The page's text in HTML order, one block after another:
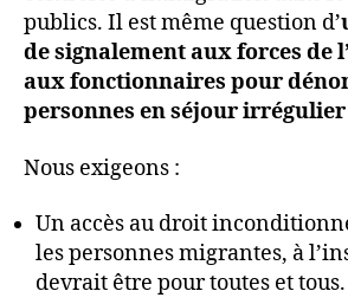
publics. Il est même question d’
de signalement aux forces de
aux fonctionnaires pour
personnes en séjour irrégulier
Nous exigeons :
Un accès au droit
les personnes migrantes, à
devrait être pour toutes et tous.